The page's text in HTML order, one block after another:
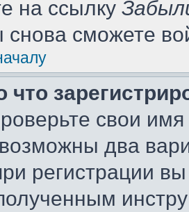
на ссылку
снова сможете
что
свои
два
регистрации